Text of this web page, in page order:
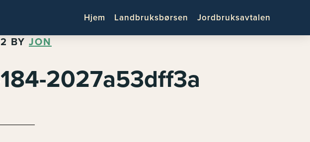
Hjem Landbruksbørsen Jordbruksavtalen
BY JON
2027a53dff3a